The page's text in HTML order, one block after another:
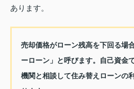
あります。
売却価格がローン残高を下回る場
ーローン」と呼びます。自己資金
機関と相談して住み替えローンの